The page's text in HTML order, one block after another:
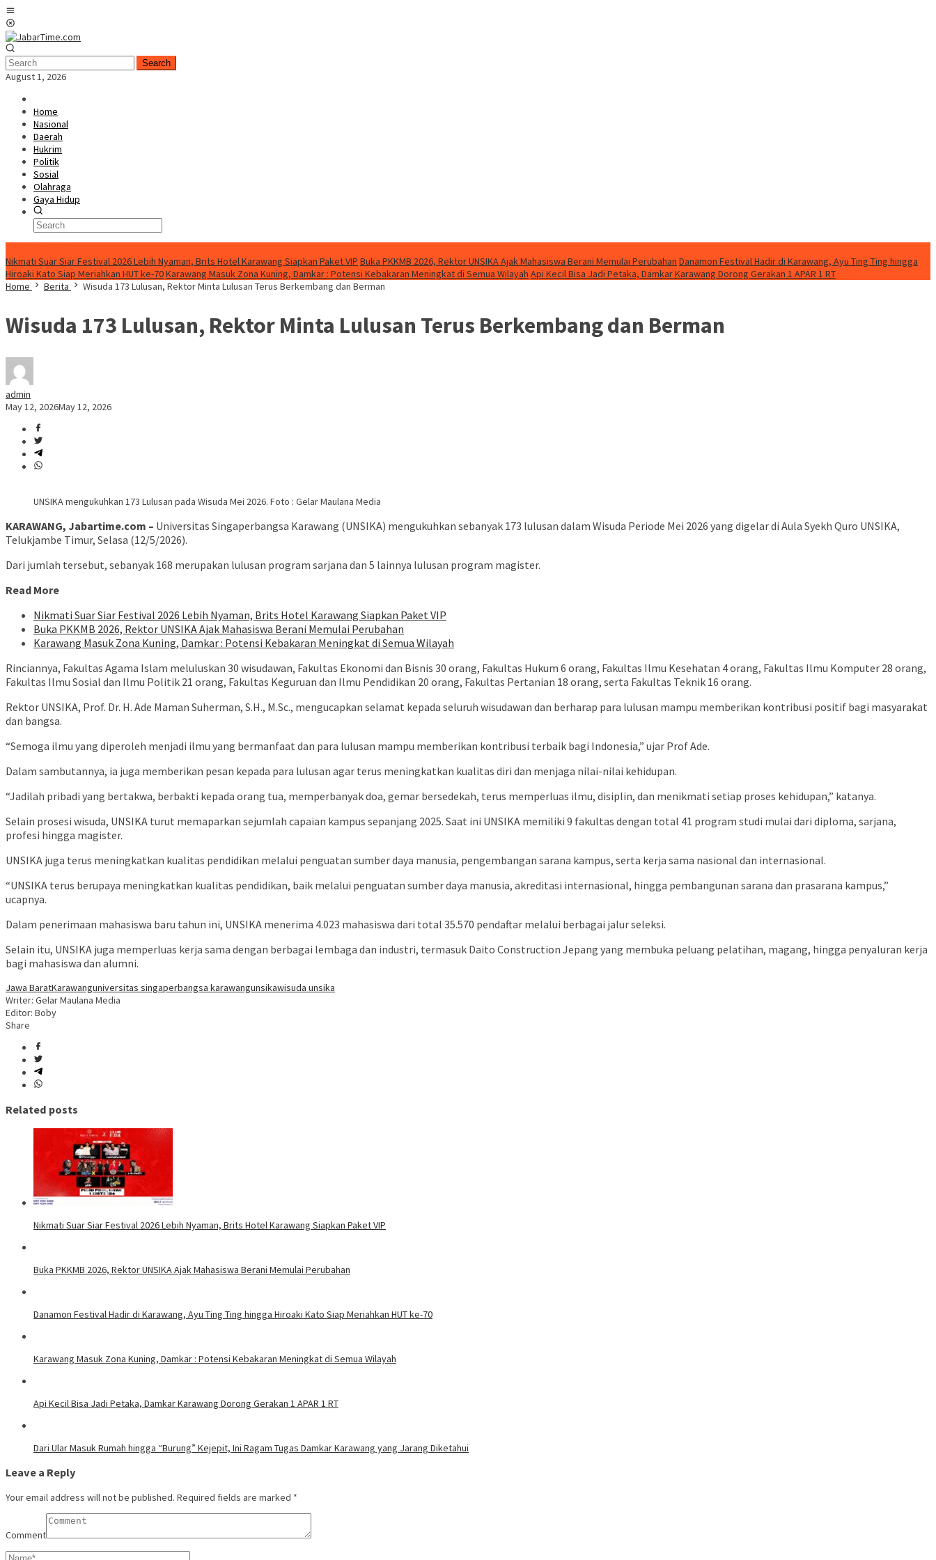
Skip
to
content
Search
August 1, 2026
Home
Nasional
Daerah
Hukrim
Politik
Sosial
Olahraga
Gaya Hidup
Nikmati Suar Siar Festival 2026 Lebih Nyaman, Brits Hotel Karawang Siapkan Paket VIP Buka PKKMB 2026, Rektor UNSIKA Ajak Mahasiswa Berani Memulai Perubahan Danamon Festival Hadir di Karawang, Ayu Ting Ting hingga
Hiroaki Kato Siap Meriahkan HUT ke-70Karawang Masuk Zona Kuning, Damkar : Potensi Kebakaran Meningkat di Semua Wilayah Api Kecil Bisa Jadi Petaka, Damkar Karawang Dorong Gerakan 1 APAR 1 RT
Home
Berita Wisuda 173 Lulusan, Rektor Minta Lulusan Terus Berkembang dan Berman
Wisuda 173 Lulusan, Rektor Minta Lulusan Terus Berkembang dan Berman
admin
May 12, 2026May 12, 2026
UNSIKA mengukuhkan 173 Lulusan pada Wisuda Mei 2026. Foto : Gelar Maulana Media
KARAWANG, Jabartime.com – Universitas Singaperbangsa Karawang (UNSIKA) mengukuhkan sebanyak 173 lulusan dalam Wisuda Periode Mei 2026 yang digelar di Aula Syekh Quro UNSIKA,
Telukjambe Timur, Selasa (12/5/2026).
Dari jumlah tersebut, sebanyak 168 merupakan lulusan program sarjana dan 5 lainnya lulusan program magister.
Read More
Nikmati Suar Siar Festival 2026 Lebih Nyaman, Brits Hotel Karawang Siapkan Paket VIP
Buka PKKMB 2026, Rektor UNSIKA Ajak Mahasiswa Berani Memulai Perubahan
Karawang Masuk Zona Kuning, Damkar : Potensi Kebakaran Meningkat di Semua Wilayah
Rinciannya, Fakultas Agama Islam meluluskan 30 wisudawan, Fakultas Ekonomi dan Bisnis 30 orang, Fakultas Hukum 6 orang, Fakultas Ilmu Kesehatan 4 orang, Fakultas Ilmu Komputer 28 orang,
Fakultas Ilmu Sosial dan Ilmu Politik 21 orang, Fakultas Keguruan dan Ilmu Pendidikan 20 orang, Fakultas Pertanian 18 orang, serta Fakultas Teknik 16 orang.
Rektor UNSIKA, Prof. Dr. H. Ade Maman Suherman, S.H., M.Sc., mengucapkan selamat kepada seluruh wisudawan dan berharap para lulusan mampu memberikan kontribusi positif bagi masyarakat
dan bangsa.
“Semoga ilmu yang diperoleh menjadi ilmu yang bermanfaat dan para lulusan mampu memberikan kontribusi terbaik bagi Indonesia,” ujar Prof Ade.
Dalam sambutannya, ia juga memberikan pesan kepada para lulusan agar terus meningkatkan kualitas diri dan menjaga nilai-nilai kehidupan.
“Jadilah pribadi yang bertakwa, berbakti kepada orang tua, memperbanyak doa, gemar bersedekah, terus memperluas ilmu, disiplin, dan menikmati setiap proses kehidupan,” katanya.
Selain prosesi wisuda, UNSIKA turut memaparkan sejumlah capaian kampus sepanjang 2025. Saat ini UNSIKA memiliki 9 fakultas dengan total 41 program studi mulai dari diploma, sarjana,
profesi hingga magister.
UNSIKA juga terus meningkatkan kualitas pendidikan melalui penguatan sumber daya manusia, pengembangan sarana kampus, serta kerja sama nasional dan internasional.
“UNSIKA terus berupaya meningkatkan kualitas pendidikan, baik melalui penguatan sumber daya manusia, akreditasi internasional, hingga pembangunan sarana dan prasarana kampus,”
ucapnya.
Dalam penerimaan mahasiswa baru tahun ini, UNSIKA menerima 4.023 mahasiswa dari total 35.570 pendaftar melalui berbagai jalur seleksi.
Selain itu, UNSIKA juga memperluas kerja sama dengan berbagai lembaga dan industri, termasuk Daito Construction Jepang yang membuka peluang pelatihan, magang, hingga penyaluran kerja
bagi mahasiswa dan alumni.
Jawa BaratKarawanguniversitas singaperbangsa karawangunsikawisuda unsika
Writer: Gelar Maulana Media
Editor: Boby
Share
Related posts
Nikmati Suar Siar Festival 2026 Lebih Nyaman, Brits Hotel Karawang Siapkan Paket VIP
Buka PKKMB 2026, Rektor UNSIKA Ajak Mahasiswa Berani Memulai Perubahan
Danamon Festival Hadir di Karawang, Ayu Ting Ting hingga Hiroaki Kato Siap Meriahkan HUT ke-70
Karawang Masuk Zona Kuning, Damkar : Potensi Kebakaran Meningkat di Semua Wilayah
Api Kecil Bisa Jadi Petaka, Damkar Karawang Dorong Gerakan 1 APAR 1 RT
Dari Ular Masuk Rumah hingga “Burung” Kejepit, Ini Ragam Tugas Damkar Karawang yang Jarang Diketahui
Leave a Reply
Your email address will not be published. Required fields are marked *
Comment